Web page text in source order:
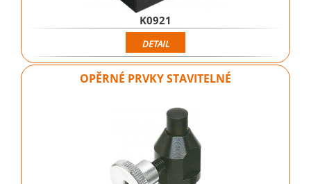
K0921
DETAIL
OPĚRNÉ PRVKY STAVITELNÉ